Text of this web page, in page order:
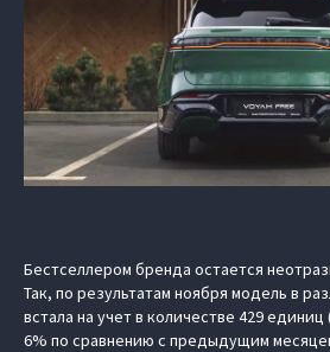
Бестселлером бренда остается
Так, по результатам ноября модель в
встала на учет в количестве 429
6% по сравнению с предыдущим